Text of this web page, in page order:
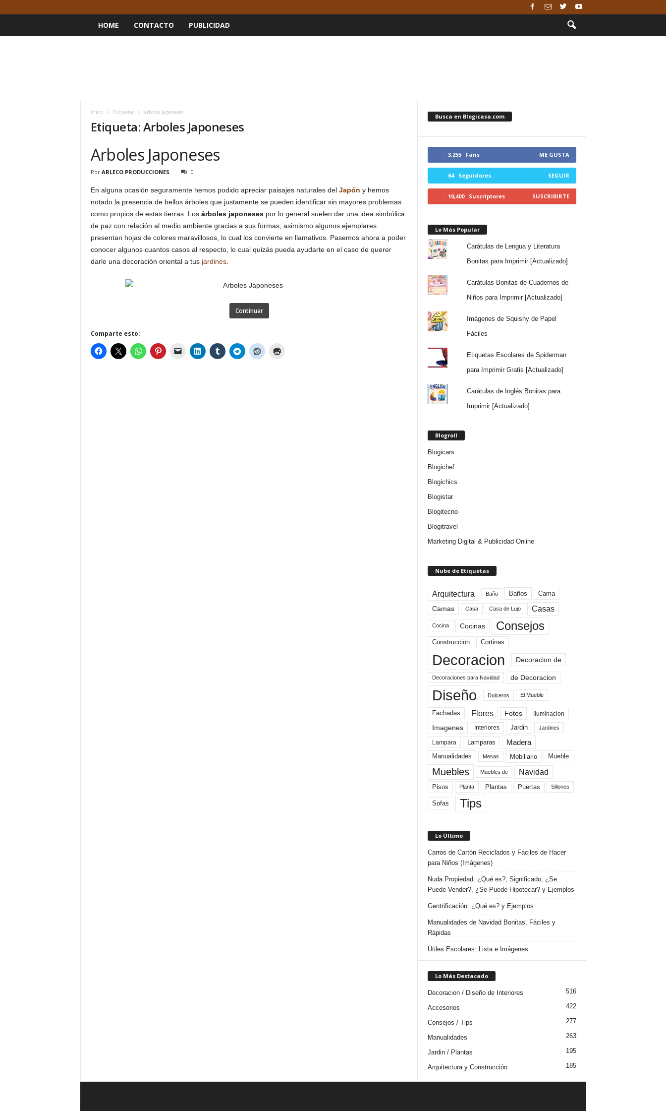
HOME CONTACTO PUBLICIDAD
Inicio Etiquetas Arboles Japoneses
Etiqueta: Arboles Japoneses
Arboles Japoneses
Por ARLECO PRODUCCIONES 0
En alguna ocasión seguramente hemos podido apreciar paisajes naturales del Japón y hemos
notado la presencia de bellos árboles que justamente se pueden identificar sin mayores problemas
como propios de estas tierras. Los árboles japonesespor lo general suelen dar una idea simbólica
de paz con relación al medio ambiente gracias a sus formas, asimismo algunos ejemplares
presentan hojas de colores maravillosos, lo cual los convierte en llamativos. Pasemos ahora a poder
conocer algunos cuantos casos al respecto, lo cual quizás pueda ayudarte en el caso de querer
darle una decoración oriental a tus jardines.
Continuar
Comparte esto:
Busca en Blogicasa.com
3,255 Fans ME GUSTA
64 Seguidores SEGUIR
10,400 Suscriptores SUSCRIBIRTE
Lo Más Popular
Carátulas de Lengua y Literatura
Bonitas para Imprimir [Actualizado]
Carátulas Bonitas de Cuadernos de
Niños para Imprimir [Actualizado]
Imágenes de Squishy de Papel
Fáciles
Etiquetas Escolares de Spiderman
para Imprimir Gratis [Actualizado]
Carátulas de Inglés Bonitas para
Imprimir [Actualizado]
Blogroll
Blogicars
Blogichef
Blogichics
Blogistar
Blogitecno
Blogitravel
Marketing Digital & Publicidad Online
Nube de Etiquetas
Arquitectura Baño Baños Cama
Camas Casa Casa de Lujo Casas
Cocina Cocinas Consejos
Construccion Cortinas
Decoracion Decoracion de
Decoraciones para Navidad de Decoracion
Diseño Dulceros El Mueble
Fachadas Flores Fotos Iluminacion
Imagenes Interiores Jardin Jardines
Lampara Lamparas Madera
Manualidades Mesas Mobiliario Mueble
Muebles Muebles de Navidad
Pisos Planta Plantas Puertas Sillones
Sofas Tips
Lo Último
Carros de Cartón Reciclados y Fáciles de Hacer
para Niños (Imágenes)
Nuda Propiedad: ¿Qué es?, Significado, ¿Se
Puede Vender?, ¿Se Puede Hipotecar? y Ejemplos
Gentrificación: ¿Qué es? y Ejemplos
Manualidades de Navidad Bonitas, Fáciles y
Rápidas
Útiles Escolares: Lista e Imágenes
Lo Más Destacado
Decoracion / Diseño de Interiores 516
Accesorios 422
Consejos / Tips 277
Manualidades 263
Jardin / Plantas 195
Arquitectura y Construcción 185